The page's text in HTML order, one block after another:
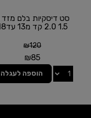
1.5 2.0 קד מ13 עד18
₪120
₪85
הוספה לעגלה